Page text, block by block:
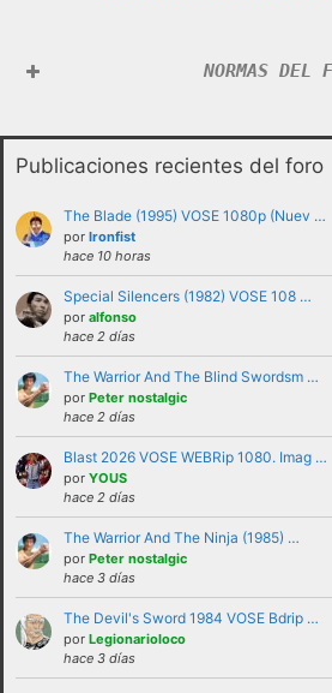
NORMAS DEL
No se debe insultar a
ninguna circunstancia.
discutir e intercambiar
necesidad de recurrir al
No se debe hacer
de forma verbal ni
banderas o similares
Publicaciones recientes del foro
The Blade (1995) VOSE 1080p (Nuev …
por Ironfist
hace 10 horas
Special Silencers (1982) VOSE 108 …
por alfonso
hace 2 días
The Warrior And The Blind Swordsm …
por Peter nostalgic
hace 2 días
Blast 2026 VOSE WEBRip 1080. Imag …
por YOUS
hace 2 días
The Warrior And The Ninja (1985) …
por Peter nostalgic
hace 3 días
The Devil's Sword 1984 VOSE Bdrip …
por Legionarioloco
hace 3 días